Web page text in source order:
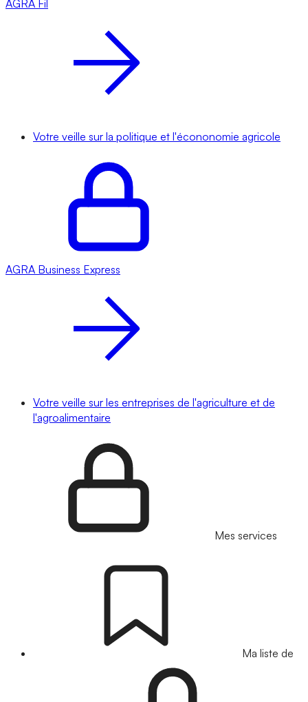
AGRA Fil
Votre veille sur la politique et l'écononomie agricole
AGRA Business Express
Votre veille sur les entreprises de l'agriculture et de
l'agroalimentaire
Mes services
Ma liste de